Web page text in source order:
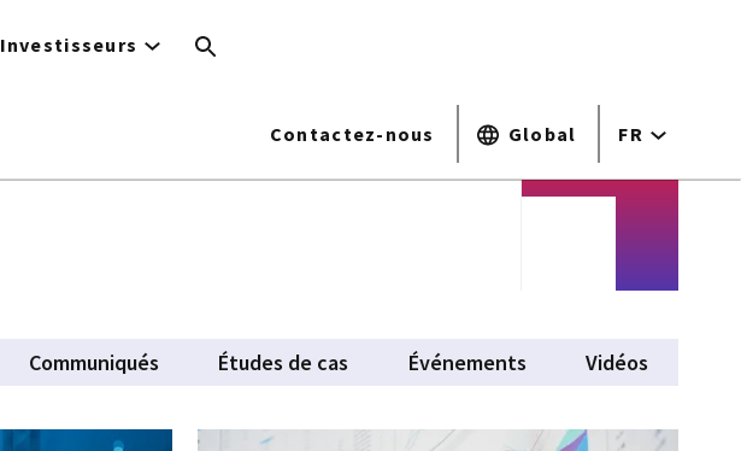
Investisseurs
Contactez-nous Global FR
Communiqués Études de cas Événements Vidéos